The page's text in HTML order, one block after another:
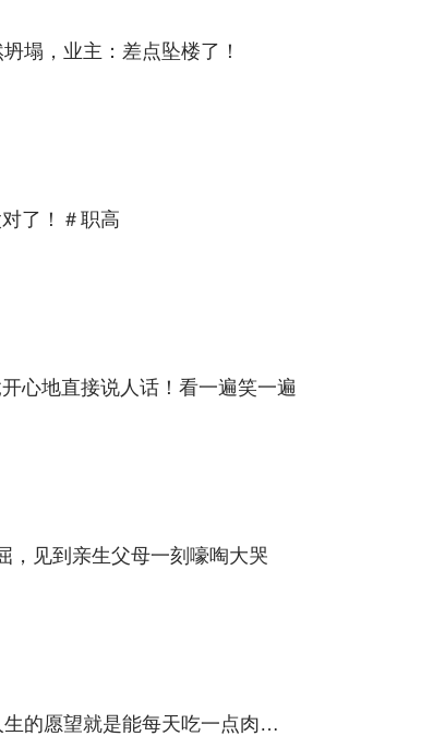
塌，业主：差点坠楼了！
了！＃职高
心地直接说人话！看一遍笑一遍
，见到亲生父母一刻嚎啕大哭
的愿望就是能每天吃一点肉…